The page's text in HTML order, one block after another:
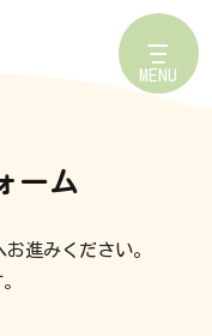
MENU
ーム
進みください。